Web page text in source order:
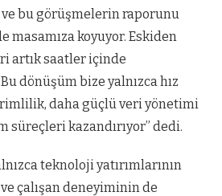
bu görüşmelerin raporunu
masamıza koyuyor. Eskiden
artık saatler içinde
dönüşüm bize yalnızca hız
daha güçlü veri yönetimi
süreçleri kazandırıyor” dedi.
teknoloji yatırımlarının
çalışan deneyiminin de